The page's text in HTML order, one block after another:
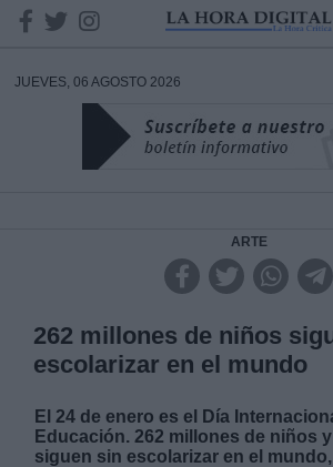
JUEVES, 06 AGOSTO 2026
ARTE
262 millones de niños
escolarizar en el mundo
El 24 de enero es el Día
Educación. 262 millones de niños
siguen sin escolarizar en el
DATOS
Responsable:
Destinatarios: